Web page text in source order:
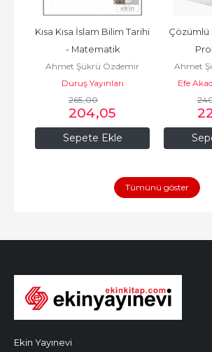
Sepete Ekle
Kısa Kısa İslam Bilim Tarihi
- Matematik
Ahmet Şükrü Özdemir
Duruş Yayınları
265,00
204,05
Çözümlü
Ahmet
Efe
Tümünü göster
Ekin Yayınevi